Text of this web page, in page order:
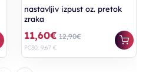
nastavljiv izpust oz. pretok
zraka
11,60€ 12,90€
PC30: 9,67 €